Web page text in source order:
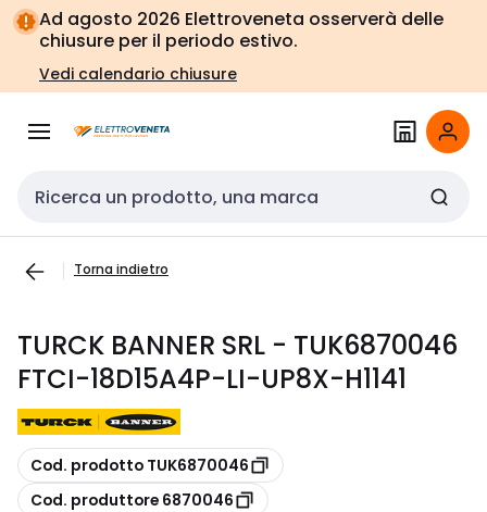
Vai alla
navigazione
Vai
alla
pagina
Ad agosto 2026 Elettroveneta osserverà delle
chiusure per il periodo estivo.
Vedi calendario chiusure
Cerca input
Torna indietro
TURCK BANNER SRL - TUK6870046
FTCI-18D15A4P-LI-UP8X-H1141
copia
Cod. prodotto TUK6870046
copia
Cod. produttore 6870046